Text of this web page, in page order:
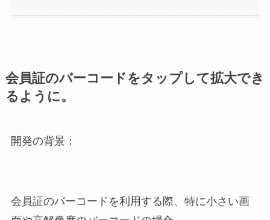
会員証のバーコードをタップして拡大でき
るように。
開発の背景：
会員証のバーコードを利用する際、特に小さい画